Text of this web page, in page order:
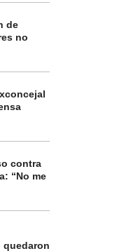
de
no
contra
“No me
quedaron